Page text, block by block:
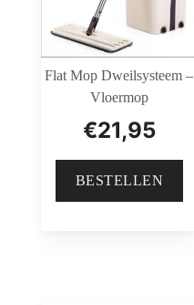
Flat Mop Dweilsysteem –
Vloermop
€21,95
BESTELLEN